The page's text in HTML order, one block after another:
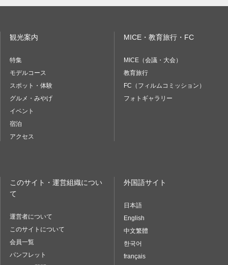
観光案内
特集
モデルコース
スポット・体験
グルメ・みやげ
イベント
宿泊
アクセス
MICE・教育旅行・FC
MICE（会議・大会）
教育旅行
FC（フィルムコミッション）
フォトギャラリー
このサイト・運営組織につい
て
運営者について
このサイトについて
会員一覧
パンフレット
外国語サイト
日本語
English
中文繁體
한국어
français